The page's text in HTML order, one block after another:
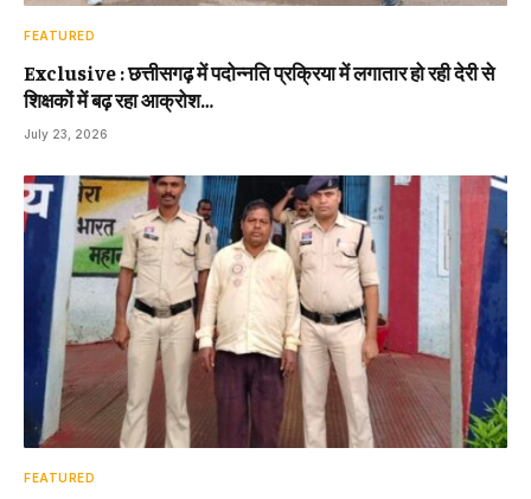
FEATURED
Exclusive : छत्तीसगढ़ में पदोन्नति प्रक्रिया में लगातार हो रही देरी से
शिक्षकों में बढ़ रहा आक्रोश…
July 23, 2026
FEATURED